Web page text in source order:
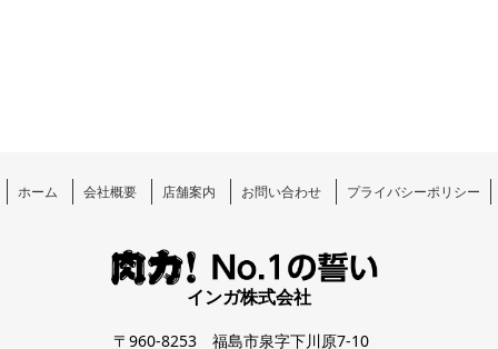
ホーム 会社概要 店舗案内 お問い合わせ プライバシーポリシー
インガ株式会社
〒960-8253 福島市泉字下川原7-10